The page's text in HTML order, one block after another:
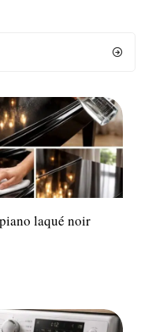
laqué noir